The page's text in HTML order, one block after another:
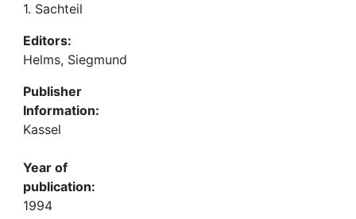
1. Sachteil
Editors:
Helms, Siegmund
Publisher
Information:
Kassel
Year of
publication:
1994